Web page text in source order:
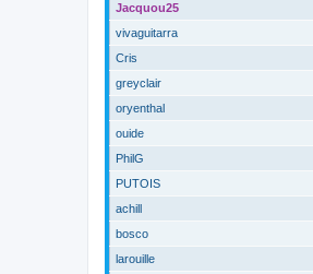
Jacquou25
vivaguitarra
Cris
greyclair
oryenthal
ouide
PhilG
PUTOIS
achill
bosco
larouille